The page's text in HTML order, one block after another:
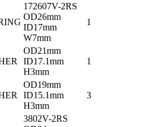
172607V-2RS
OD26mm
ID17mm
W7mm
1
OD21mm
ID17.1mm
H3mm
1
OD19mm
ID15.1mm
H3mm
3
3802V-2RS